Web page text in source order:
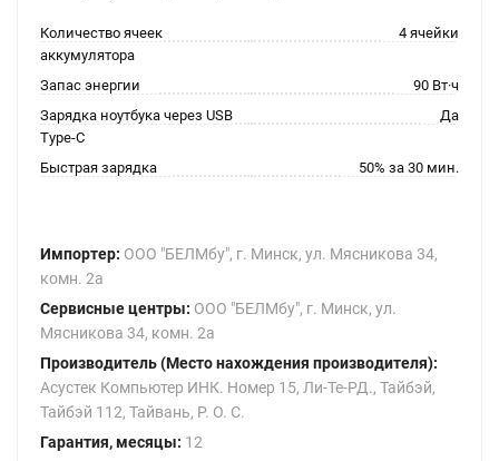
Количество ячеек
аккумулятора
4 ячейки
Запас энергии
90 Вт·ч
Зарядка ноутбука через USB
Type-C
Да
Быстрая зарядка 50% за 30 мин.
Импортер: ООО "БЕЛМбу", г. Минск, ул. Мясникова 34,
комн. 2а
Сервисные центры: ООО "БЕЛМбу", г. Минск, ул.
Мясникова 34, комн. 2а
Производитель (Место нахождения производителя):
Асустек Компьютер ИНК. Номер 15, Ли-Те-РД., Тайбэй,
Тайбэй 112, Тайвань, Р. О. С.
Гарантия, месяцы: 12